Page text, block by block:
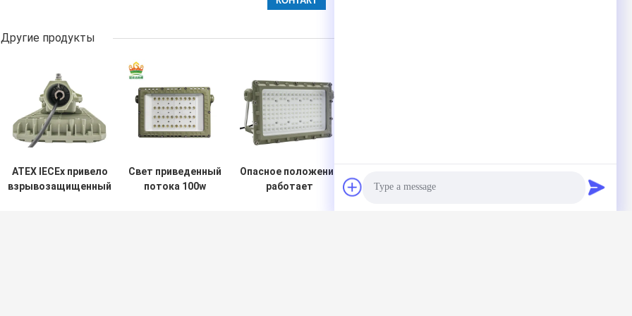
Другие продукты
ATEX IECEx привело
взрывозащищенный
Свет приведенный
потока 100w
Опасное положение
работает
воздухе временный